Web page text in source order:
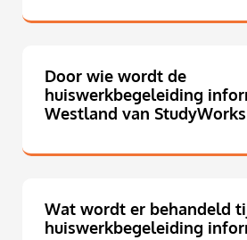
Door wie wordt de
huiswerkbegeleiding
Westland van
Wat wordt er behandeld
huiswerkbegeleiding